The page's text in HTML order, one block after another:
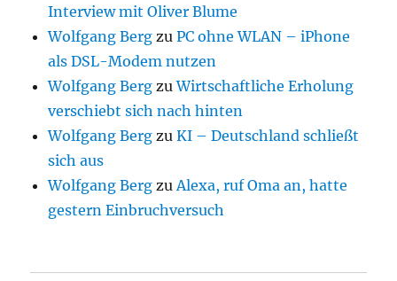
Interview mit Oliver Blume
Wolfgang Berg zuPC ohne WLAN – iPhone
als DSL-Modem nutzen
Wolfgang Berg zuWirtschaftliche Erholung
verschiebt sich nach hinten
Wolfgang Berg zuKI – Deutschland schließt
sich aus
Wolfgang Berg zu Alexa, ruf Oma an, hatte
gestern Einbruchversuch